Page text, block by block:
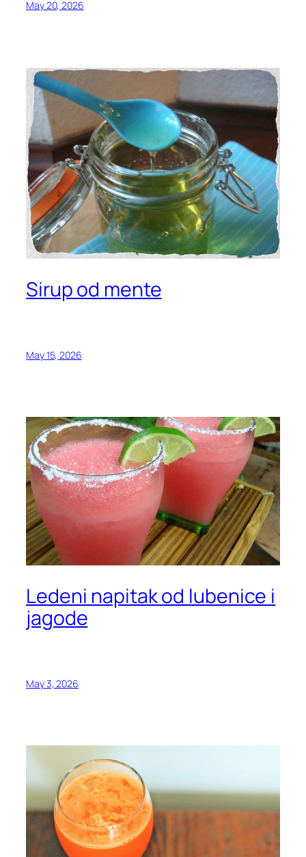
May 20, 2026
Sirup od mente
May 15, 2026
Ledeni napitak od lubenice i
jagode
May 3, 2026